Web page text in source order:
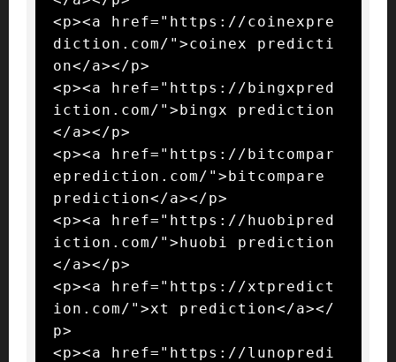
<p><a href="https://coinexpre
diction.com/">coinex predicti
on</a></p>
<p><a href="https://bingxpred
iction.com/">bingx prediction
</a></p>
<p><a href="https://bitcompar
eprediction.com/">bitcompare
prediction</a></p>
<p><a href="https://huobipred
iction.com/">huobi prediction
</a></p>
<p><a href="https://xtpredict
ion.com/">xt prediction</a></
p>
<p><a href="https://lunopredi